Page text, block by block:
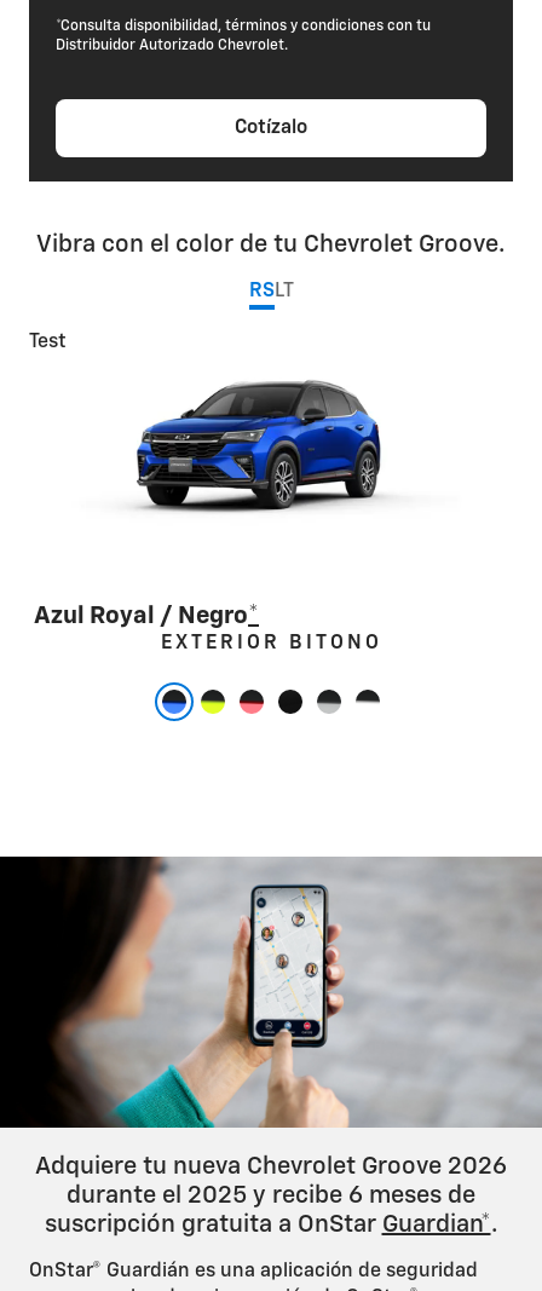
*Consulta disponibilidad, términos y condiciones con tu
Distribuidor Autorizado Chevrolet.
Cotízalo
Vibra con el color de tu Chevrolet Groove.
RSLT
Test
Test
Test
Test
Test
Test
EXTERIOR BITONO
Azul Royal / Negro*
Adquiere tu nueva Chevrolet Groove 2026
durante el 2025 y recibe 6 meses de
suscripción gratuita a OnStar Guardian*.
OnStar® Guardián es una aplicación de seguridad